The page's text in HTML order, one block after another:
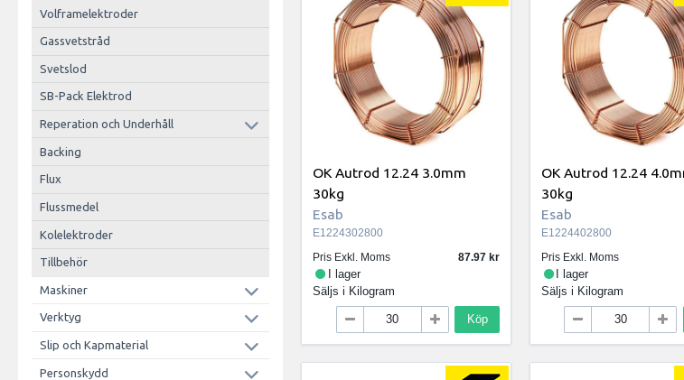
Volframelektroder
Gassvetstråd
Svetslod
SB-Pack Elektrod
Reperation och Underhåll
Backing
Flux
Flussmedel
Kolelektroder
Tillbehör
Maskiner
Verktyg
Slip och Kapmaterial
Personskydd
OK Autrod 12.24 3.0mm
30kg
Esab
E1224302800
Pris Exkl. Moms
87.97
I lager
Säljs i Kilogram
Köp
OK Autrod 12.24
30kg
Esab
E1224402800
Pris Exkl. Moms
I lager
Säljs i Kilogram